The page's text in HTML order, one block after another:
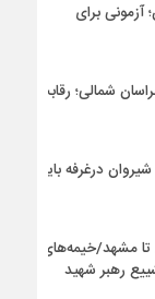
آزمونی برای
شمالی؛ رقابت
درغرفه باید
تا مشهد/خیمه‌های
رهبر شهید